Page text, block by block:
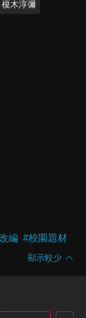
榎木淳彌
編 #校園題材
顯示較少